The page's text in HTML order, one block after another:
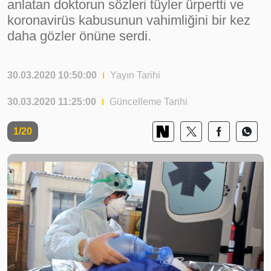
anlatan doktorun sözleri tüyler ürpertti ve
koronavirüs kabusunun vahimliğini bir kez
daha gözler önüne serdi.
30.03.2020 10:50:00 Yayın Tarihi
30.03.2020 11:25:00 Güncelleme Tarihi
1/20